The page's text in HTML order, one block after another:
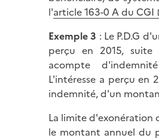
l'article 163-0 A du CGI
Exemple 3 : Le P.D.G
perçu en 2015,
acompte
L'intéresse a perçu en
indemnité, d'un
La limite d'exonération
le montant annuel du